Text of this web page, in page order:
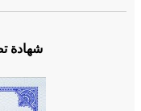
شهادة